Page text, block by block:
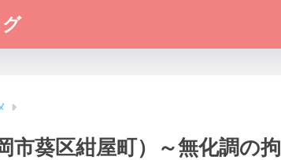
市葵区紺屋町）～無化調の拘